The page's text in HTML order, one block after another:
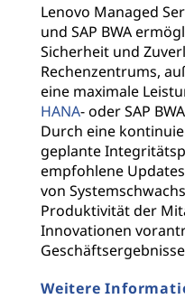
Lenovo Managed
und SAP BWA
Sicherheit und
Rechenzentrums,
eine maximale
HANA- oder SAP
Durch eine
geplante
empfohlene
von
Produktivität der
Innovationen
Weitere